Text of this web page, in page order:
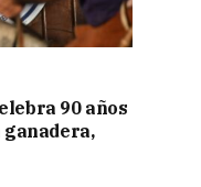
90 años